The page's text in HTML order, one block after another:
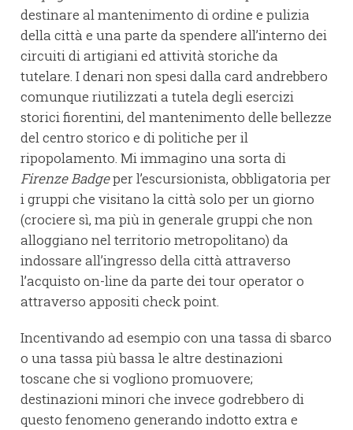
destinare al mantenimento di ordine e pulizia
della città e una parte da spendere all’interno dei
circuiti di artigiani ed attività storiche da
tutelare. I denari non spesi dalla card andrebbero
comunque riutilizzati a tutela degli esercizi
storici fiorentini, del mantenimento delle bellezze
del centro storico e di politiche per il
ripopolamento. Mi immagino una sorta di
Firenze Badgeper l’escursionista, obbligatoria per
i gruppi che visitano la città solo per un giorno
(crociere sì, ma più in generale gruppi che non
alloggiano nel territorio metropolitano) da
indossare all’ingresso della città attraverso
l’acquisto on-line da parte dei tour operator o
attraverso appositi check point.
Incentivando ad esempio con una tassa di sbarco
o una tassa più bassa le altre destinazioni
toscane che si vogliono promuovere;
destinazioni minori che invece godrebbero di
questo fenomeno generando indotto extra e